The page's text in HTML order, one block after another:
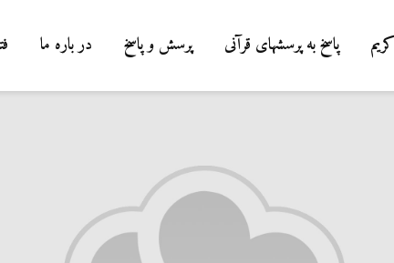
پاسخ به پرسشهای قرآنی پرسش و پاسخ در باره ما